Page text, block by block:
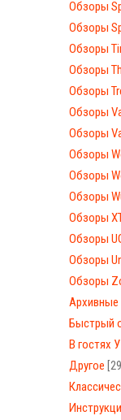
Обзоры
Обзоры
Обзоры
Обзоры
Обзоры
Обзоры
Обзоры
Обзоры
Обзоры
Обзоры
Обзоры
Обзоры
Обзоры
Обзоры
Архивные
Быстрый
В гостях У
Другое